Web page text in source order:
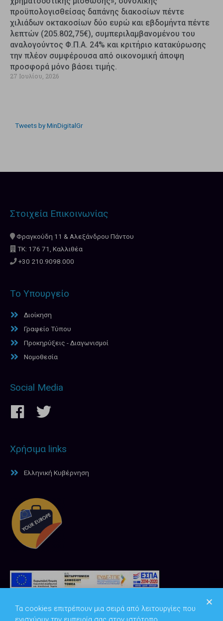
προϋπολογισθείσας δαπάνης διακοσίων πέντε
χιλιάδων οκτακοσίων δύο ευρώ και εβδομήντα πέντε
λεπτών (205.802,75€), συμπεριλαμβανομένου του
αναλογούντος Φ.Π.Α. 24% και κριτήριο κατακύρωσης
την πλέον συμφέρουσα από οικονομική άποψη
προσφορά μόνο βάσει τιμής.
27 Ιουλίου, 2026
Tweets by MinDigitalGr
Στοιχεία Επικοινωνίας
Φραγκούδη 11 & Αλεξάνδρου Πάντου
ΤΚ: 176 71, Καλλιθέα
+30 210.9098.000
Το Υπουργείο
Διοίκηση
Γραφείο Τύπου
Προκηρύξεις - Διαγωνισμοί
Νομοθεσία
Social Media
Χρήσιμα links
Ελληνική Κυβέρνηση
Τα cookies επιτρέπουν μια σειρά από λειτουργίες που